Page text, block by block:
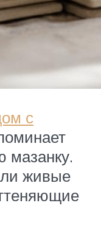
с
мазанку.
живые